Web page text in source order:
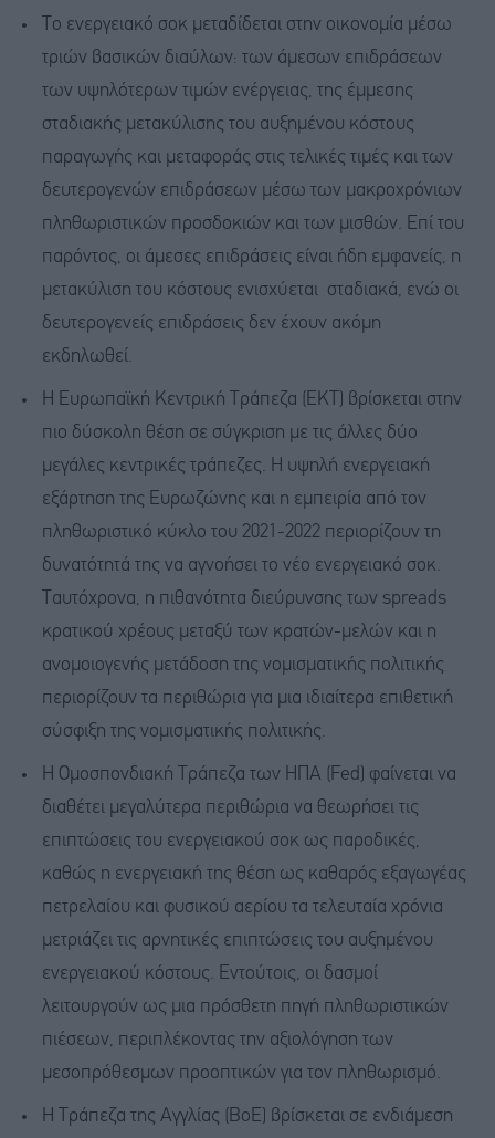
Το ενεργειακό σοκ μεταδίδεται στην οικονομία μέσω
τριών βασικών διαύλων: των άμεσων επιδράσεων
των υψηλότερων τιμών ενέργειας, της έμμεσης
σταδιακής μετακύλισης του αυξημένου κόστους
παραγωγής και μεταφοράς στις τελικές τιμές και των
δευτερογενών επιδράσεων μέσω των μακροχρόνιων
πληθωριστικών προσδοκιών και των μισθών. Επί του
παρόντος, οι άμεσες επιδράσεις είναι ήδη εμφανείς, η
μετακύλιση του κόστους ενισχύεται σταδιακά, ενώ οι
δευτερογενείς επιδράσεις δεν έχουν ακόμη
εκδηλωθεί.
Η Ευρωπαϊκή Κεντρική Τράπεζα (ΕΚΤ) βρίσκεται στην
πιο δύσκολη θέση σε σύγκριση με τις άλλες δύο
μεγάλες κεντρικές τράπεζες. Η υψηλή ενεργειακή
εξάρτηση της Ευρωζώνης και η εμπειρία από τον
πληθωριστικό κύκλο του 2021-2022 περιορίζουν τη
δυνατότητά της να αγνοήσει το νέο ενεργειακό σοκ.
Ταυτόχρονα, η πιθανότητα διεύρυνσης των spreads
κρατικού χρέους μεταξύ των κρατών-μελών και η
ανομοιογενής μετάδοση της νομισματικής πολιτικής
περιορίζουν τα περιθώρια για μια ιδιαίτερα επιθετική
σύσφιξη της νομισματικής πολιτικής.
Η Ομοσπονδιακή Τράπεζα των ΗΠΑ (Fed) φαίνεται να
διαθέτει μεγαλύτερα περιθώρια να θεωρήσει τις
επιπτώσεις του ενεργειακού σοκ ως παροδικές,
καθώς η ενεργειακή της θέση ως καθαρός εξαγωγέας
πετρελαίου και φυσικού αερίου τα τελευταία χρόνια
μετριάζει τις αρνητικές επιπτώσεις του αυξημένου
ενεργειακού κόστους. Εντούτοις, οι δασμοί
λειτουργούν ως μια πρόσθετη πηγή πληθωριστικών
πιέσεων, περιπλέκοντας την αξιολόγηση των
μεσοπρόθεσμων προοπτικών για τον πληθωρισμό.
Η Τράπεζα της Αγγλίας (BoE) βρίσκεται σε ενδιάμεση